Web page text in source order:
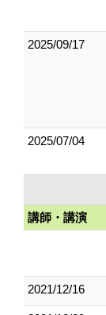
2025/09/17
2025/07/04
講師・講演
2021/12/16